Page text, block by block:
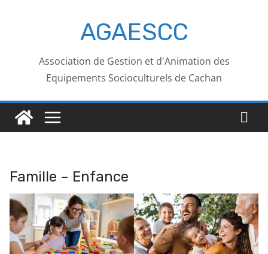
AGAESCC
Association de Gestion et d'Animation des
Equipements Socioculturels de Cachan
Famille – Enfance